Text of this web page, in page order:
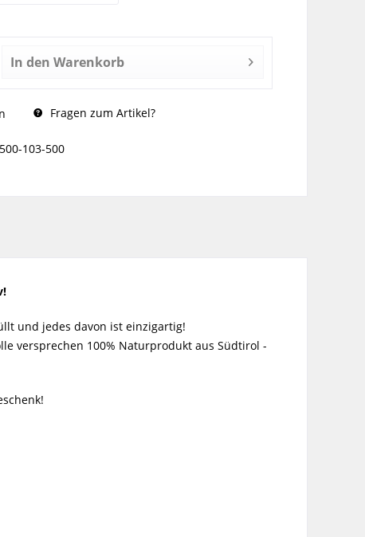
In den Warenkorb
Fragen zum Artikel?
103-500
und jedes davon ist einzigartig!
versprechen 100% Naturprodukt aus Südtirol -